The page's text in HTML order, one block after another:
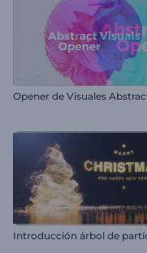
Opener de Visuales